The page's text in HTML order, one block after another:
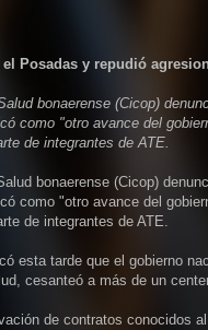
Posadas y repudió
bonaerense (Cicop)
como "otro avance del
de integrantes de ATE.
bonaerense (Cicop)
como "otro avance del
de integrantes de ATE.
esta tarde que el gobierno
cesanteó a más de un
de contratos conocidos